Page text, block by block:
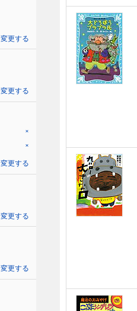
変更する
変更する
×
×
変更する
変更する
変更する